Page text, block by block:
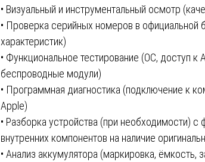
• Визуальный и инструментальный осмотр
• Проверка серийных номеров в официальной
характеристик)
• Функциональное тестирование (ОС, доступ
беспроводные модули)
• Программная диагностика (подключение к
Apple)
• Разборка устройства (при необходимости)
внутренних компонентов на наличие
• Анализ аккумулятора (маркировка, ёмкость,